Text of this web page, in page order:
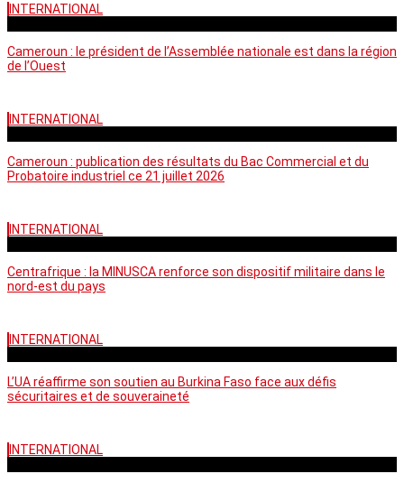
INTERNATIONAL
Cameroun : le président de l’Assemblée nationale est dans la région
de l’Ouest
INTERNATIONAL
Cameroun : publication des résultats du Bac Commercial et du
Probatoire industriel ce 21 juillet 2026
INTERNATIONAL
Centrafrique : la MINUSCA renforce son dispositif militaire dans le
nord-est du pays
INTERNATIONAL
L’UA réaffirme son soutien au Burkina Faso face aux défis
sécuritaires et de souveraineté
INTERNATIONAL